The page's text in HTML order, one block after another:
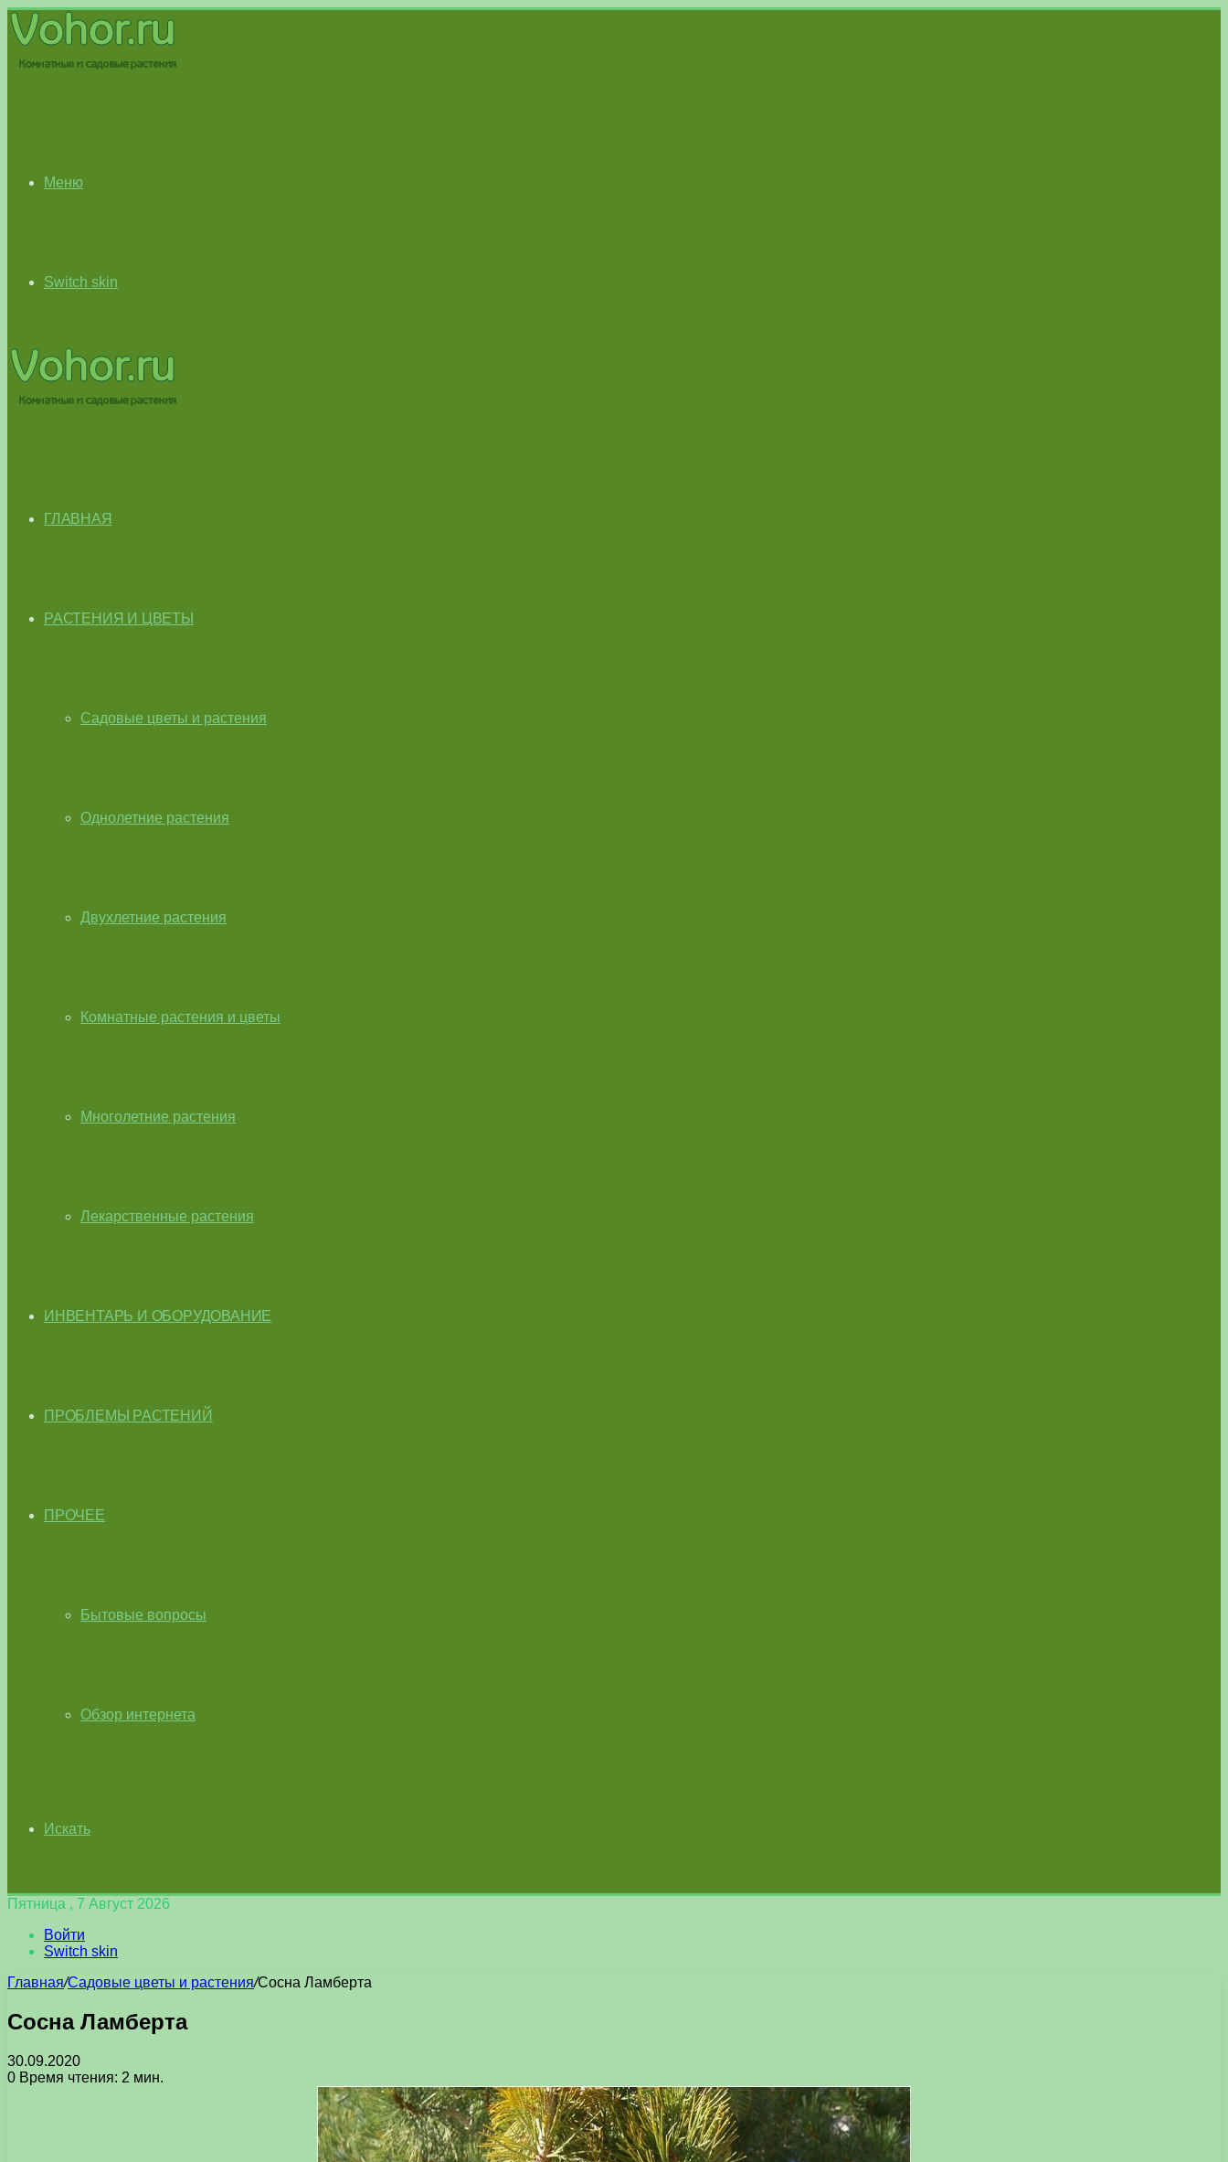
Меню
Switch skin
ГЛАВНАЯ
РАСТЕНИЯ И ЦВЕТЫ
Садовые цветы и растения
Однолетние растения
Двухлетние растения
Комнатные растения и цветы
Многолетние растения
Лекарственные растения
ИНВЕНТАРЬ И ОБОРУДОВАНИЕ
ПРОБЛЕМЫ РАСТЕНИЙ
ПРОЧЕЕ
Бытовые вопросы
Обзор интернета
Искать
Пятница , 7 Август 2026
Войти
Switch skin
Главная/Садовые цветы и растения/Сосна Ламберта
Сосна Ламберта
30.09.2020
0 Время чтения: 2 мин.